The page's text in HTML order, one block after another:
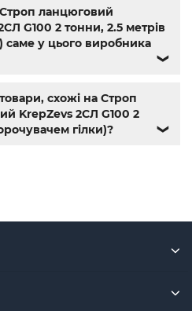
ланцюговий
G100 2 тонни, 2.5 метрів
саме у цього виробника
❯
схожі на Строп
KrepZevs 2СЛ G100 2
гілки)?
❯